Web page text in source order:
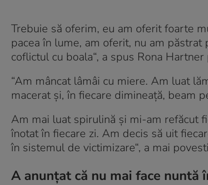
Trebuie să oferim, eu am oferit foarte
pacea în lume, am oferit, nu am
coflictul cu boala“, a spus Rona
“Am mâncat lâmâi cu miere. Am luat
macerat şi, în fiecare dimineaţă, beam
Am mai luat spirulină şi mi-am refăcut
înotat în fiecare zi. Am decis să uit
în sistemul de victimizare“, a mai
A anunțat că nu mai face nuntă